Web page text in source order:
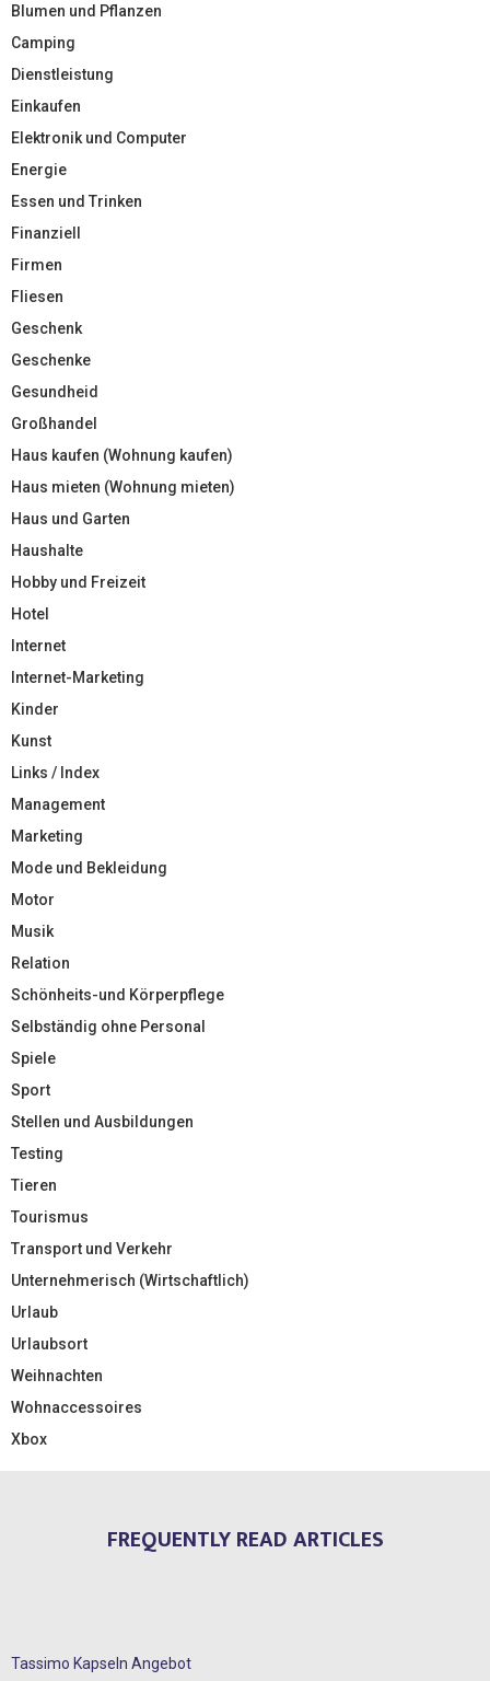
Blumen und Pflanzen
Camping
Dienstleistung
Einkaufen
Elektronik und Computer
Energie
Essen und Trinken
Finanziell
Firmen
Fliesen
Geschenk
Geschenke
Gesundheid
Großhandel
Haus kaufen (Wohnung kaufen)
Haus mieten (Wohnung mieten)
Haus und Garten
Haushalte
Hobby und Freizeit
Hotel
Internet
Internet-Marketing
Kinder
Kunst
Links / Index
Management
Marketing
Mode und Bekleidung
Motor
Musik
Relation
Schönheits-und Körperpflege
Selbständig ohne Personal
Spiele
Sport
Stellen und Ausbildungen
Testing
Tieren
Tourismus
Transport und Verkehr
Unternehmerisch (Wirtschaftlich)
Urlaub
Urlaubsort
Weihnachten
Wohnaccessoires
Xbox
FREQUENTLY READ ARTICLES
Tassimo Kapseln Angebot